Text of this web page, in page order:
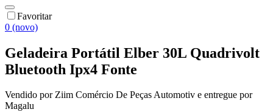
Favoritar
0 (novo)
Geladeira Portátil Elber 30L Quadrivolt
Bluetooth Ipx4 Fonte
Vendido porZiim Comércio De Peças Automotiv e entregue por
Magalu